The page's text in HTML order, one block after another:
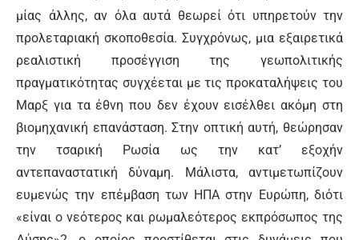
μίας άλλης, αν όλα αυτά θεωρεί ότι υπηρετούν την
προλεταριακή σκοποθεσία. Συγχρόνως, μια εξαιρετικά
ρεαλιστική προσέγγιση της γεωπολιτικής
πραγματικότητας συγχέεται με τις προκαταλήψεις του
Μαρξ για τα έθνη που δεν έχουν εισέλθει ακόμη στη
βιομηχανική επανάσταση. Στην οπτική αυτή, θεώρησαν
την τσαρική Ρωσία ως την κατ’ εξοχήν
αντεπαναστατική δύναμη. Μάλιστα, αντιμετωπίζουν
ευμενώς την επέμβαση των ΗΠΑ στην Ευρώπη, διότι
«είναι ο νεότερος και ρωμαλεότερος εκπρόσωπος της